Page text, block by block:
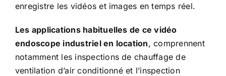
enregistre les vidéos et images en temps réel.
Les applications habituelles de ce vidéo
endoscope industriel en location, comprennent
notamment les inspections de chauffage de
ventilation d’air conditionné et l’inspection